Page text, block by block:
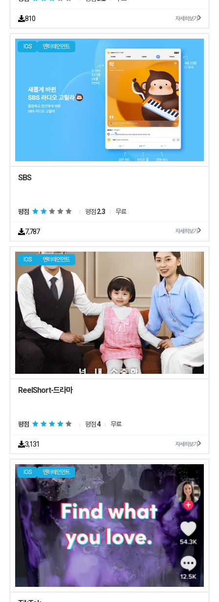
810 자세히보기
IOS 엔터테인먼트
SBS
평점 평점2.3 무료
7,787 자세히보기
IOS 엔터테인먼트
ReelShort-드라마
평점 평점4 무료
3,131 자세히보기
IOS 엔터테인먼트